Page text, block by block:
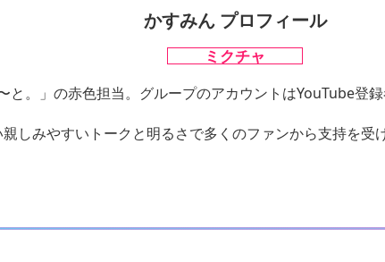
かすみん プロフィール
ミクチャ
。」の赤色担当。グループのアカウントはYouTube登録
しみやすいトークと明るさで多くのファンから支持を